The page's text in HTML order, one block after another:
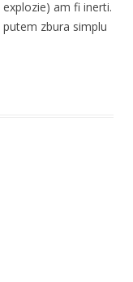
am fi inerti.
zbura simplu